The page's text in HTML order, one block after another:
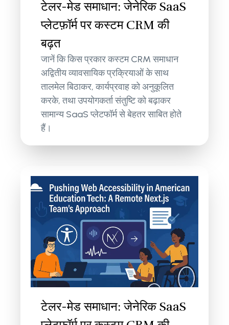
टेलर-मेड समाधान: जेनेरिक SaaS
प्लेटफ़ॉर्म पर कस्टम CRM की
बढ़त
जानें कि किस प्रकार कस्टम CRM समाधान
अद्वितीय व्यावसायिक प्रक्रियाओं के साथ
तालमेल बिठाकर, कार्यप्रवाह को अनुकूलित
करके, तथा उपयोगकर्ता संतुष्टि को बढ़ाकर
सामान्य SaaS प्लेटफॉर्म से बेहतर साबित होते
हैं।
टेलर-मेड समाधान: जेनेरिक SaaS